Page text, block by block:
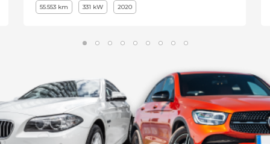
55.553 km 331 kW 2020